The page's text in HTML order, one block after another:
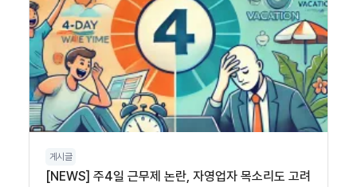
게시글
[NEWS] 주4일 근무제 논란, 자영업자 목소리도 고려